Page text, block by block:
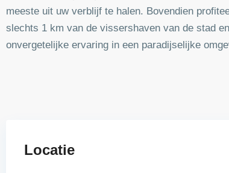
meeste uit uw verblijf te halen. Bovendien
slechts 1 km van de vissershaven van de stad
onvergetelijke ervaring in een paradijselijke
Locatie